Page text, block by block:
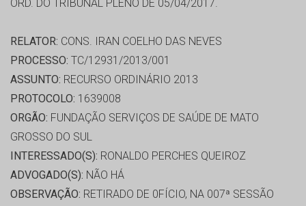
ORD. DO TRIBUNAL PLENO DE 05/04/2017.
RELATOR: CONS. IRAN COELHO DAS NEVES
PROCESSO: TC/12931/2013/001
ASSUNTO: RECURSO ORDINÁRIO 2013
PROTOCOLO: 1639008
ORGÃO: FUNDAÇÃO SERVIÇOS DE SAÚDE DE MATO
GROSSO DO SUL
INTERESSADO(S): RONALDO PERCHES QUEIROZ
ADVOGADO(S): NÃO HÁ
OBSERVAÇÃO: RETIRADO DE 0FÍCIO, NA 007ª SESSÃO